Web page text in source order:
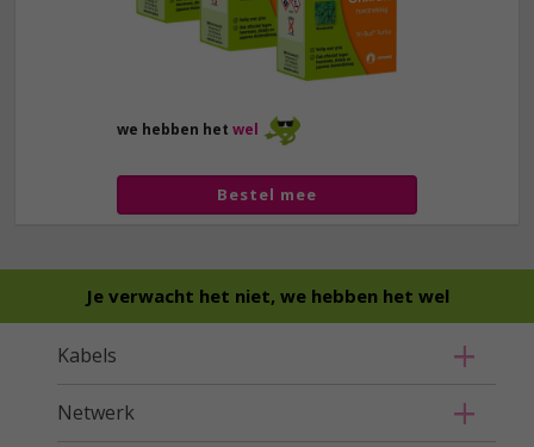
we hebben het wel
Bestel mee
Je verwacht het niet, we hebben het wel
Kabels
Netwerk